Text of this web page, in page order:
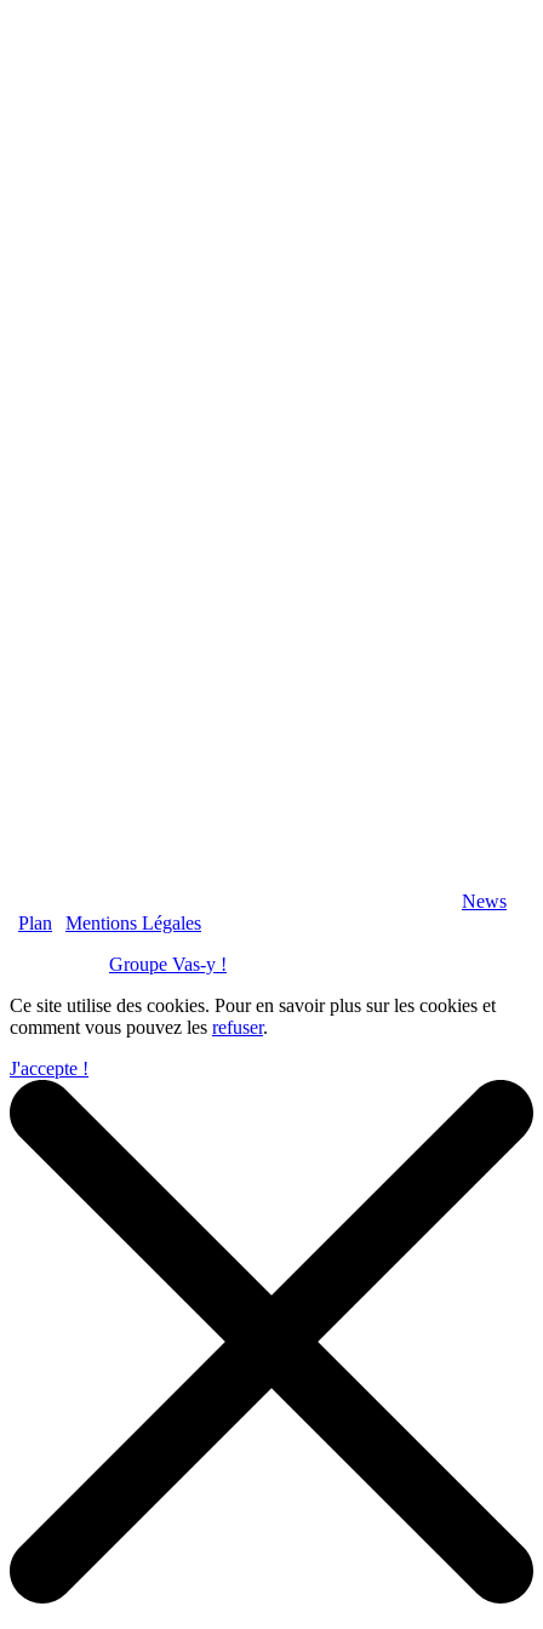
News
Plan
Mentions Légales
Groupe Vas-y !
Ce site utilise des cookies. Pour en savoir plus sur les cookies et
comment vous pouvez les refuser.
J'accepte !